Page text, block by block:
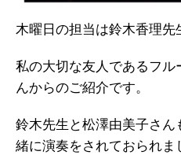
木曜日の担当は鈴木香理先
私の大切な友人であるフル
んからのご紹介です。
鈴木先生と松澤由美子さん
緒に演奏をされておられま